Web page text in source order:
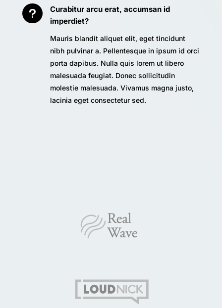
u
Curabitur arcu erat, accumsan id
imperdiet?
Mauris blandit aliquet elit, eget tincidunt
nibh pulvinar a. Pellentesque in ipsum id orci
porta dapibus. Nulla quis lorem ut libero
malesuada feugiat. Donec sollicitudin
molestie malesuada. Vivamus magna justo,
lacinia eget consectetur sed.